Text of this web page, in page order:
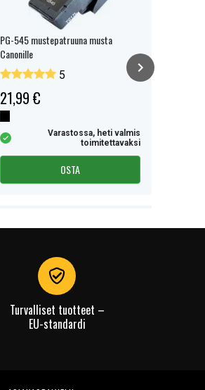
PG-545 mustepatruuna musta
Canonille
5
21,99 €
Varastossa, heti valmis
toimitettavaksi
OSTA
Turvalliset tuotteet –
EU-standardi